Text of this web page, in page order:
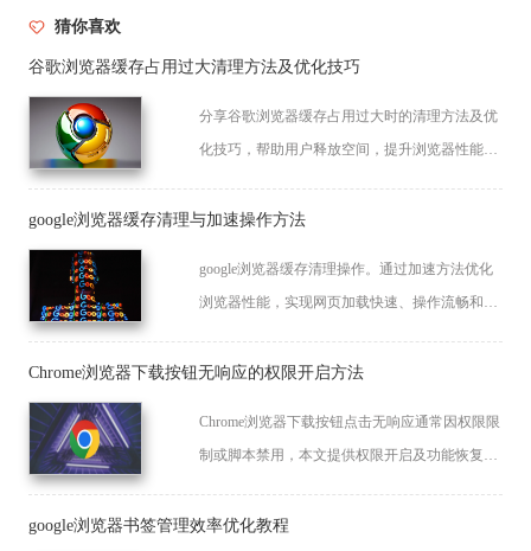
猜你喜欢
谷歌浏览器缓存占用过大清理方法及优化技巧
分享谷歌浏览器缓存占用过大时的清理方法及优
化技巧，帮助用户释放空间，提升浏览器性能和
google浏览器缓存清理与加速操作方法
google浏览器缓存清理操作。通过加速方法优化
浏览器性能，实现网页加载快速、操作流畅和系
验。
Chrome浏览器下载按钮无响应的权限开启方法
Chrome浏览器下载按钮点击无响应通常因权限限
制或脚本禁用，本文提供权限开启及功能恢复的
google浏览器书签管理效率优化教程